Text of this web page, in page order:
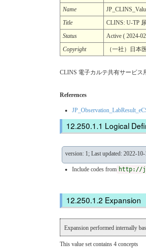
Name
Title
CLINS: U-TP
Status
Active ( 2024-
Copyright
（一社）日本
CLINS 電子カルテ共有サービス
References
Logical
version: 1; Last updated: 2022-
Include codes from http://
Expansion
Expansion performed internally
This value set contains 4 concepts